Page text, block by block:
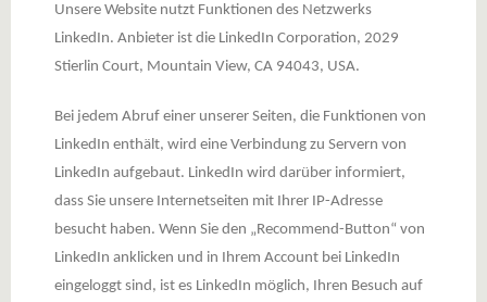
Unsere Website nutzt Funktionen des Netzwerks
LinkedIn. Anbieter ist die LinkedIn Corporation, 2029
Stierlin Court, Mountain View, CA 94043, USA.
Bei jedem Abruf einer unserer Seiten, die Funktionen von
LinkedIn enthält, wird eine Verbindung zu Servern von
LinkedIn aufgebaut. LinkedIn wird darüber informiert,
dass Sie unsere Internetseiten mit Ihrer IP-Adresse
besucht haben. Wenn Sie den „Recommend-Button“ von
LinkedIn anklicken und in Ihrem Account bei LinkedIn
eingeloggt sind, ist es LinkedIn möglich, Ihren Besuch auf